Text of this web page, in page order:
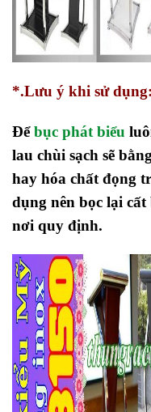
*.Lưu ý khi sử dụng:
Để bục phát biểu
lau chùi sạch sẽ
hay hóa chất đọng
dụng nên bọc lại
nơi quy định.